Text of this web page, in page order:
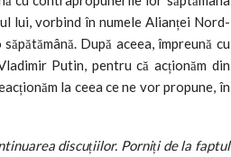
lui, vorbind în numele Alianței Nord-
După aceea, împreună cu
Putin, pentru că acționăm din
la ceea ce ne vor propune, în
discuțiilor. Porniți de la faptul